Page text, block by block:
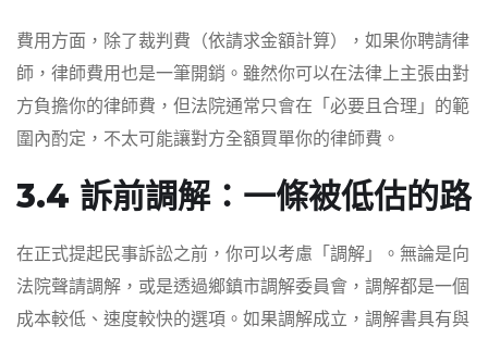
費用方面，除了裁判費（依請求金額計算），如果你聘請律
師，律師費用也是一筆開銷。雖然你可以在法律上主張由對
方負擔你的律師費，但法院通常只會在「必要且合理」的範
圍內酌定，不太可能讓對方全額買單你的律師費。
3.4 訴前調解：一條被低估的路
在正式提起民事訴訟之前，你可以考慮「調解」。無論是向
法院聲請調解，或是透過鄉鎮市調解委員會，調解都是一個
成本較低、速度較快的選項。如果調解成立，調解書具有與